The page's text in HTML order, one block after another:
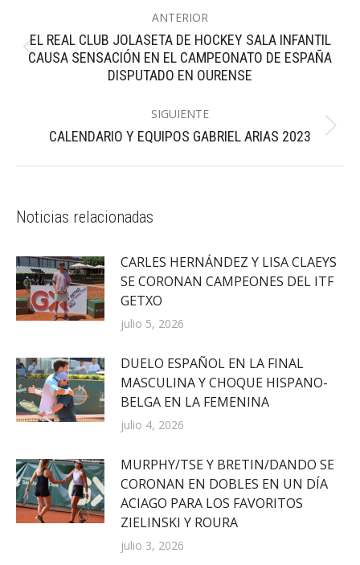
entre
publicaciones
ANTERIOR
Publicación
anterior:
EL REAL CLUB JOLASETA DE HOCKEY SALA INFANTIL
CAUSA SENSACIÓN EN EL CAMPEONATO DE ESPAÑA
DISPUTADO EN OURENSE
SIGUIENTE
Publicación
CALENDARIO Y EQUIPOS GABRIEL ARIAS 2023
Noticias relacionadas
CARLES HERNÁNDEZ Y LISA CLAEYS
SE CORONAN CAMPEONES DEL ITF
GETXO
julio 5, 2026
DUELO ESPAÑOL EN LA FINAL
MASCULINA Y CHOQUE HISPANO-
BELGA EN LA FEMENINA
julio 4, 2026
MURPHY/TSE Y BRETIN/DANDO SE
CORONAN EN DOBLES EN UN DÍA
ACIAGO PARA LOS FAVORITOS
ZIELINSKI Y ROURA
julio 3, 2026